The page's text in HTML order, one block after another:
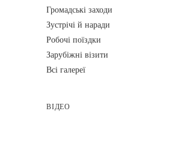
Громадські заходи
Зустрічі й наради
Робочі поїздки
Зарубіжні візити
Всі галереї
ВІДЕО